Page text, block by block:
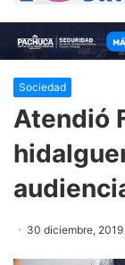
Sociedad
Atendió
30 diciembre, 2019